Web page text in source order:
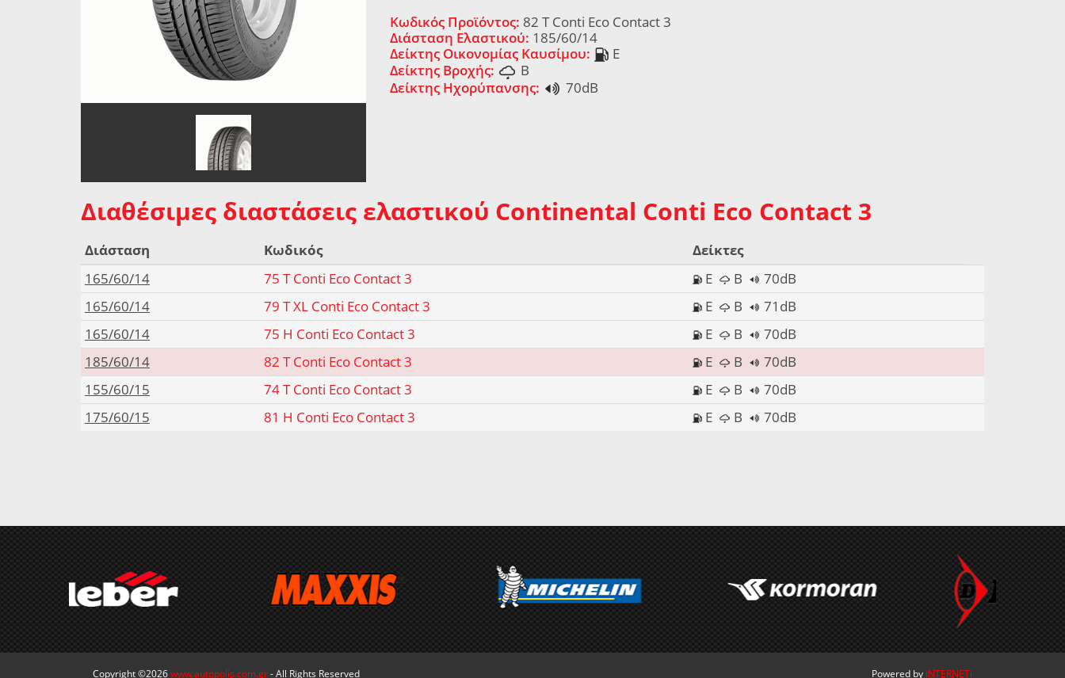
Κωδικός Προϊόντος: 82 T Conti Eco Contact 3
Διάσταση Ελαστικού: 185/60/14
Δείκτης Οικονομίας Καυσίμου:
E
Δείκτης Βροχής:
B
Δείκτης Ηχορύπανσης:
70dB
Διαθέσιμες διαστάσεις ελαστικού Continental Conti Eco Contact 3
Διάσταση Κωδικός
Δείκτες
165/60/14
75 T Conti Eco Contact 3 E B
70dB
165/60/14
79 T XL Conti Eco Contact 3 E B
71dB
165/60/14
75 H Conti Eco Contact 3 E B
70dB
185/60/14
82 T Conti Eco Contact 3 E B
70dB
155/60/15
74 T Conti Eco Contact 3 E B
70dB
175/60/15
81 H Conti Eco Contact 3 E B 70dB
Copyright ©2026www.autopolis.com.gr- All Rights Reserved Powered by INTERNETi